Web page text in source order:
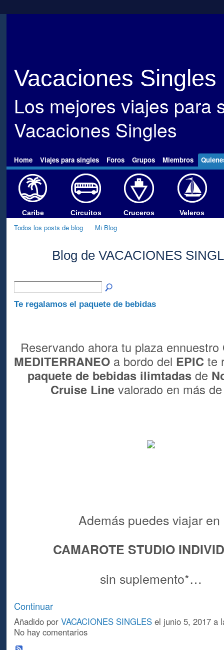
Vacaciones Singles
Los mejores viajes para
Vacaciones Singles
Home Viajes para singles Foros Grupos Miembros
Caribe Circuitos Cruceros Veleros
Todos los posts de blog Mi Blog
Blog de VACACIONES
Te regalamos el paquete de bebidas
Reservando ahora tu plaza ennuestro
MEDITERRANEOa bordo del EPIC te
paquete de bebidas ilimtadasde
Cruise Line valorado en más
Además puedes viajar en
CAMAROTE STUDIO
sin suplemento*…
Continuar
Añadido por VACACIONES SINGLESel junio 5, 2017 a
No hay comentarios